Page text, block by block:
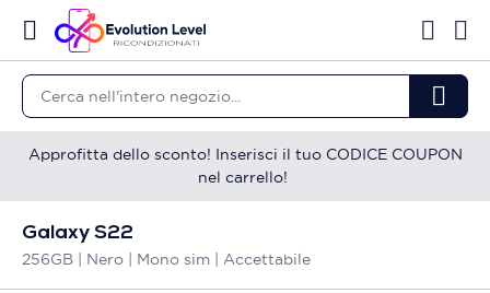
Approfitta dello sconto! Inserisci il tuo CODICE COUPON
nel carrello!
Galaxy S22
256GB | Nero | Mono sim | Accettabile